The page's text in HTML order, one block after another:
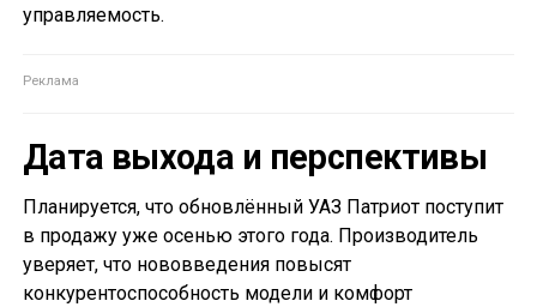
управляемость.
Дата выхода и перспективы
Планируется, что обновлённый УАЗ Патриот поступит
в продажу уже осенью этого года. Производитель
уверяет, что нововведения повысят
конкурентоспособность модели и комфорт